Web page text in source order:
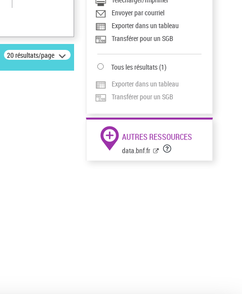
20 résultats/page
Envoyer par courriel
Exporter dans un tableau
Transférer pour un SGB
Tous les résultats(1)
Exporter dans un tableau
Transférer pour un SGB
AUTRES RESSOURCES
data.bnf.fr